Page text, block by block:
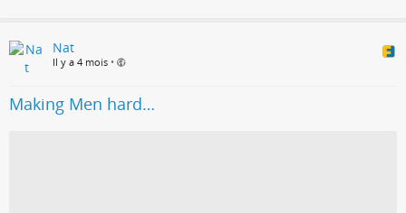
Nat
Il y a 4 mois •
Making Men hard…